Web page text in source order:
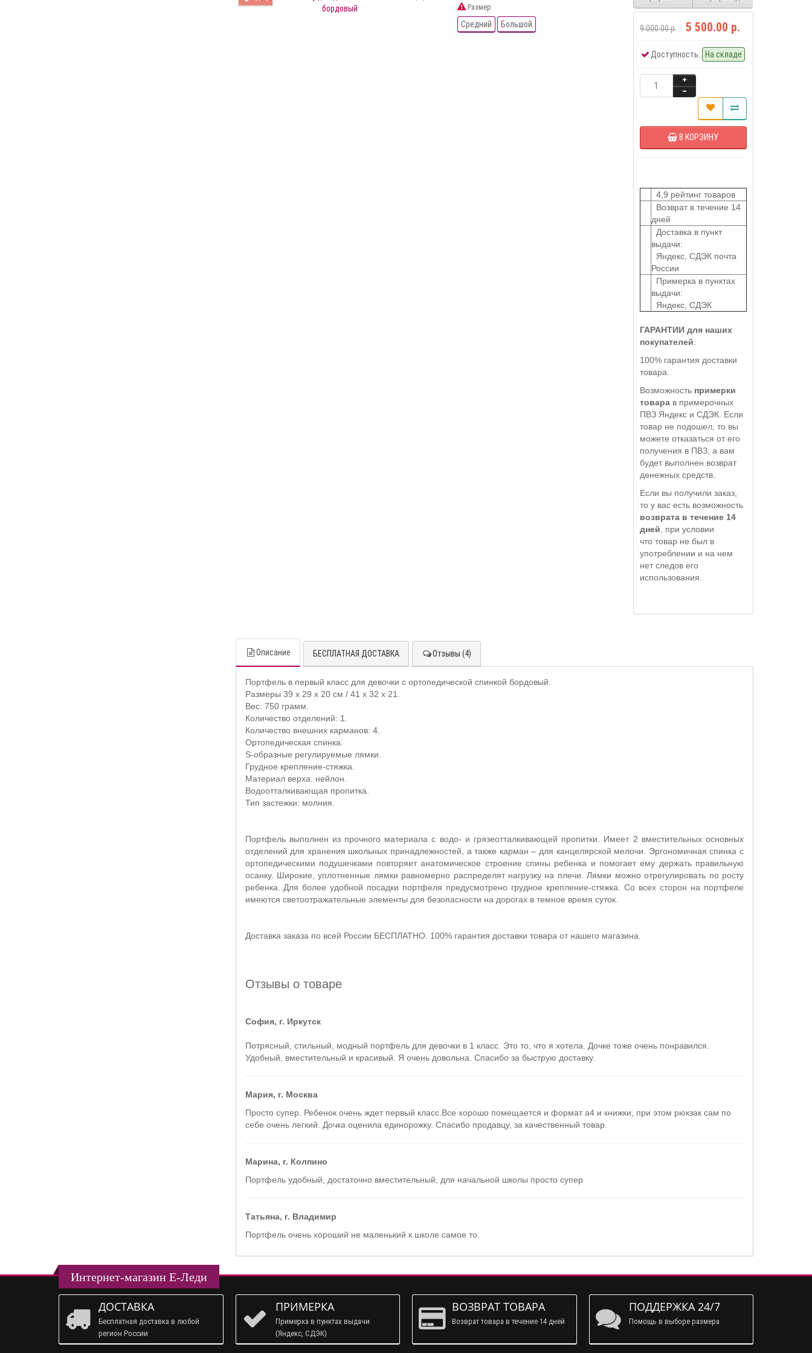
Размер
Средний Большой 9 000.00 р. 5 500.00 р.
Доступность: На складе
В КОРЗИНУ
4,9 рейтинг товаров
Возврат в течение 14
дней
Доставка в пункт
выдачи:
Яндекс, СДЭК почта
России
Примерка в пунктах
выдачи:
Яндекс, СДЭК
ГАРАНТИИ для наших
покупателей:
100% гарантия доставки
товара.
Возможность примерки
товарав примерочных
ПВЗ Яндекс и СДЭК. Если
товар не подошел, то вы
можете отказаться от его
получения в ПВЗ, а вам
будет выполнен возврат
денежных средств.
Если вы получили заказ,
то у вас есть возможность
возврата в течение 14
дней , при условии
что товар не был в
употреблении и на нем
нет следов его
использования.
Описание БЕСПЛАТНАЯ ДОСТАВКА Отзывы (4)
Портфель в первый класс для девочки с ортопедической спинкой бордовый.
Размеры 39 х 29 х 20 см / 41 х 32 х 21.
Вес: 750 грамм.
Количество отделений: 1.
Количество внешних карманов: 4.
Ортопедическая спинка.
S-образные регулируемые лямки.
Грудное крепление-стяжка.
Материал верха: нейлон.
Водоотталкивающая пропитка.
Тип застежки: молния.
Портфель выполнен из прочного материала с водо- и грязеотталкивающей пропитки. Имеет 2 вместительных основных
отделений для хранения школьных принадлежностей, а также карман – для канцелярской мелочи. Эргономичная спинка с
ортопедическими подушечками повторяет анатомическое строение спины ребенка и помогает ему держать правильную
осанку. Широкие, уплотненные лямки равномерно распределят нагрузку на плечи. Лямки можно отрегулировать по росту
ребенка. Для более удобной посадки портфеля предусмотрено грудное крепление-стяжка. Со всех сторон на портфеле
имеются светоотражательные элементы для безопасности на дорогах в темное время суток.
Доставка заказа по всей России БЕСПЛАТНО. 100% гарантия доставки товара от нашего магазина.
Отзывы о товаре
София, г. Иркутск
Потрясный, стильный, модный портфель для девочки в 1 класс. Это то, что я хотела. Дочке тоже очень понравился.
Удобный, вместительный и красивый. Я очень довольна. Спасибо за быструю доставку.
Мария, г. Москва
Просто супер. Ребенок очень ждет первый класс.Все хорошо помещается и формат а4 и книжки, при этом рюкзак сам по
себе очень легкий. Дочка оценила единорожку. Спасибо продавцу, за качественный товар.
Марина, г. Колпино
Портфель удобный, достаточно вместительный, для начальной школы просто супер
Татьяна, г. Владимир
Портфель очень хороший не маленький к школе самое то.
Интернет-магазин Е-Леди
ДОСТАВКА
Бесплатная доставка в любой
регион России
ПРИМЕРКА
Примерка в пунктах выдачи
(Яндекс, СДЭК)
ВОЗВРАТ ТОВАРА
Возврат товара в течение 14 дней
ПОДДЕРЖКА 24/7
Помощь в выборе размера